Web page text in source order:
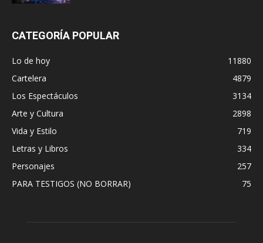
CATEGORÍA POPULAR
Lo de hoy
11880
Cartelera
4879
Los Espectáculos
3134
Arte y Cultura
2898
Vida y Estilo
719
Letras y Libros
334
Personajes
257
PARA TESTIGOS (NO BORRAR)
75